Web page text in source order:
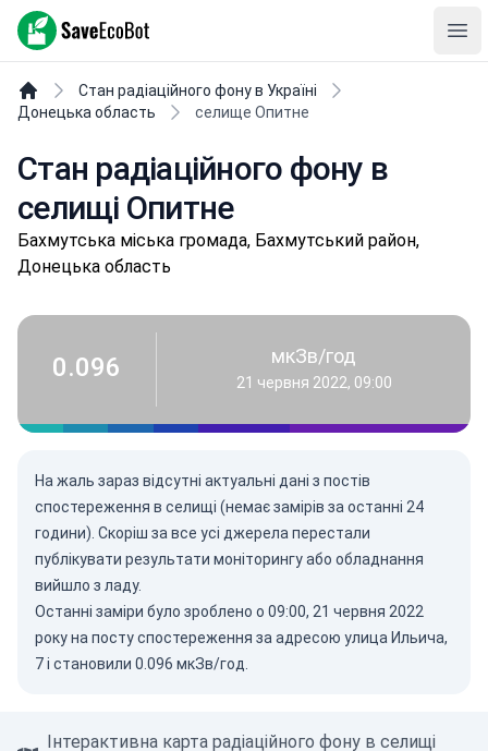
SaveEcoBot
Стан радіаційного фону в Україні
Донецька область
селище Опитне
Стан радіаційного фону в
селищі Опитне
Бaхмутськa міська громада, Бахмутський район,
Донецька область
0.096 мкЗв/год
21 червня 2022, 09:00
На жаль зараз відсутні актуальні дані з постів
спостереження в селищі (немає замірів за останні 24
години). Скоріш за все усі джерела перестали
публікувати результати моніторингу або обладнання
вийшло з ладу.
Останні заміри було зроблено о 09:00, 21 червня 2022
року на посту спостереження за адресою улица Ильича,
7 і становили 0.096 мкЗв/год.
Інтерактивна карта радіаційного фону в селищі